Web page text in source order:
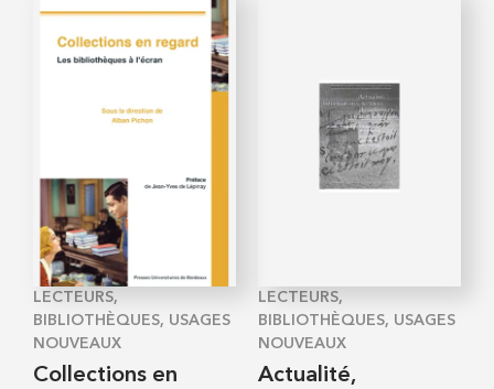
LECTEURS,
BIBLIOTHÈQUES, USAGES
NOUVEAUX
Collections en
LECTEURS,
BIBLIOTHÈQUES, USAGES
NOUVEAUX
Actualité,